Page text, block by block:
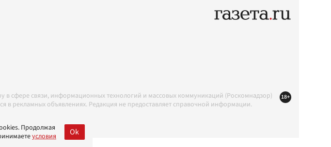
сфере связи, информационных технологий и массовых коммуникаций (Роскомнадзор)
в рекламных объявлениях. Редакция не предоставляет справочной информации.
18+
Продолжая
условия Ok